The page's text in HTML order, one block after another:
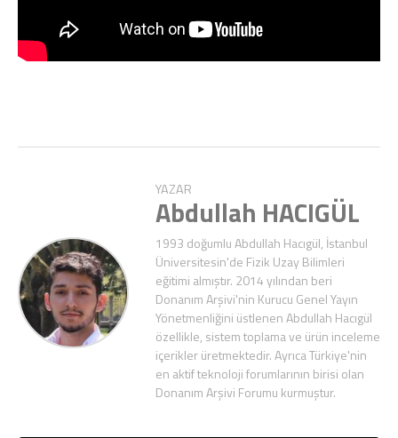
YAZAR
Abdullah HACIGÜL
1993 doğumlu Abdullah Hacıgül, İstanbul
Üniversitesin'de Fizik Uzay Bilimleri
eğitimi almıştır. 2014 yılından beri
Donanım Arşivi'nin Kurucu Genel Yayın
Yönetmenliğini üstlenen Abdullah Hacıgül
özellikle, sistem toplama ve ürün inceleme
içerikler üretmektedir. Ayrıca Türkiye'nin
en aktif teknoloji forumlarının birisi olan
Donanım Arşivi Forumu kurmuştur.